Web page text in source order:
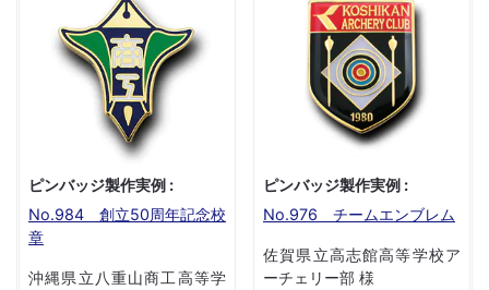
ピンバッジ製作実例 :
No.984 創立50周年記念校
章
沖縄県立八重山商工高等学
ピンバッジ製作実例 :
No.976 チームエンブレム
佐賀県立高志館高等学校ア
ーチェリー部 様